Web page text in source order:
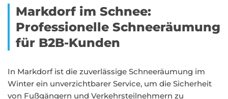
Markdorf im Schnee:
Professionelle Schneeräumung
für B2B-Kunden
In Markdorf ist die zuverlässige Schneeräumung im
Winter ein unverzichtbarer Service, um die Sicherheit
von Fußgängern und Verkehrsteilnehmern zu